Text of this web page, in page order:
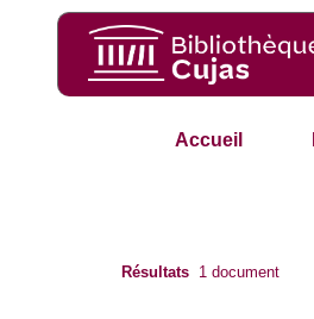
Accueil
Résultats 1 document